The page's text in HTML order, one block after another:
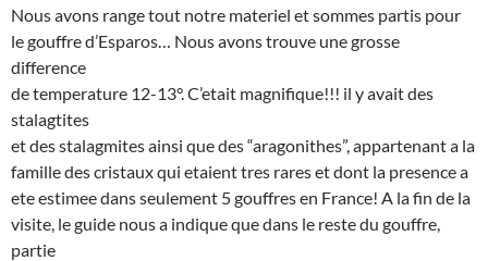
Nous avons range tout notre materiel et sommes partis pour
le gouffre d’Esparos… Nous avons trouve une grosse
difference
de temperature 12-13°. C’etait magnifique!!! il y avait des
stalagtites
et des stalagmites ainsi que des “aragonithes”, appartenant a la
famille des cristaux qui etaient tres rares et dont la presence a
ete estimee dans seulement 5 gouffres en France! A la fin de la
visite, le guide nous a indique que dans le reste du gouffre,
partie